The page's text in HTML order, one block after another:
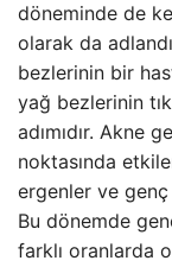
döneminde de
olarak da
bezlerinin bir
yağ bezlerinin
adımıdır. Akne
noktasında
ergenler ve genç
Bu dönemde
farklı oranlarda